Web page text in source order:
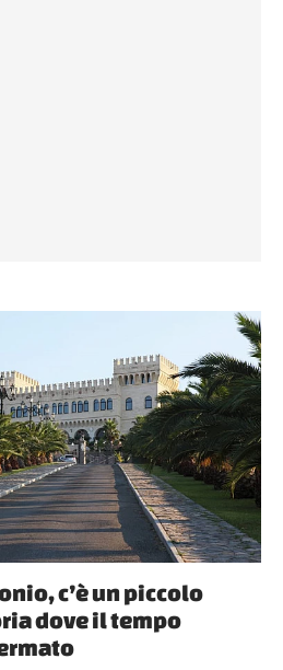
c’è un piccolo
dove il tempo